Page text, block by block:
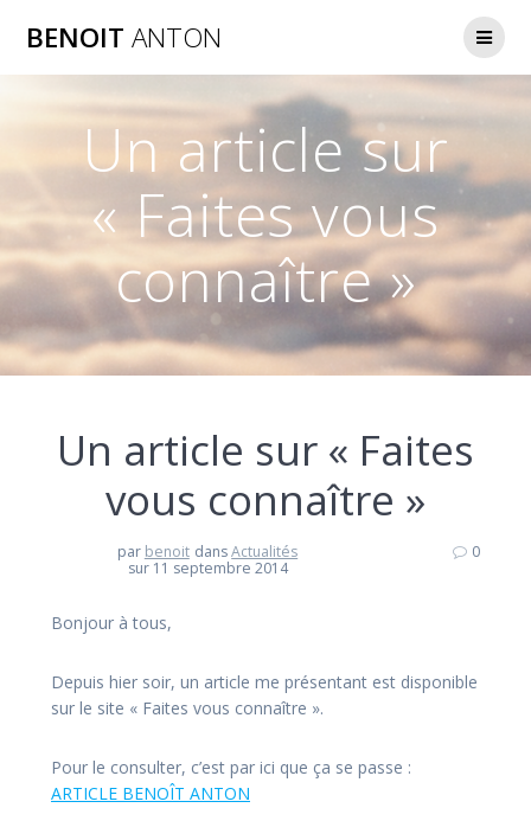
BENOIT ANTON
Un article sur
« Faites vous
connaître »
Un article sur « Faites
vous connaître »
par benoit dansActualités
sur 11 septembre 2014
0
Bonjour à tous,
Depuis hier soir, un article me présentant est disponible
sur le site « Faites vous connaître ».
Pour le consulter, c’est par ici que ça se passe :
ARTICLE BENOÎT ANTON